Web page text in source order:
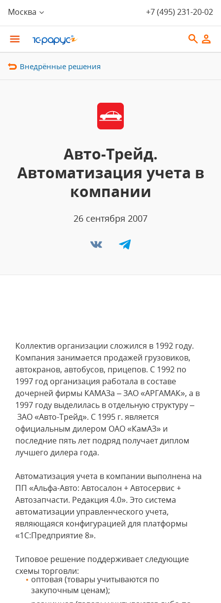
Москва +7 (495) 231-20-02
Внедрённые решения
Авто-Трейд.
Автоматизация учета в
компании
26 сентября 2007
Коллектив организации сложился в 1992 году.
Компания занимается продажей грузовиков,
автокранов, автобусов, прицепов. С 1992 по
1997 год организация работала в составе
дочерней фирмы КАМАЗа – ЗАО «АРГАМАК», а в
1997 году выделилась в отдельную структуру –
ЗАО «Авто-Трейд». С 1995 г. является
официальным дилером ОАО «КамАЗ» и
последние пять лет подряд получает диплом
лучшего дилера года.
Автоматизация учета в компании выполнена на
ПП «Альфа-Авто: Автосалон + Автосервис +
Автозапчасти. Редакция 4.0». Это система
автоматизации управленческого учета,
являющаяся конфигурацией для платформы
«1С:Предприятие 8».
Типовое решение поддерживает следующие
схемы торговли:
оптовая (товары учитываются по
закупочным ценам);